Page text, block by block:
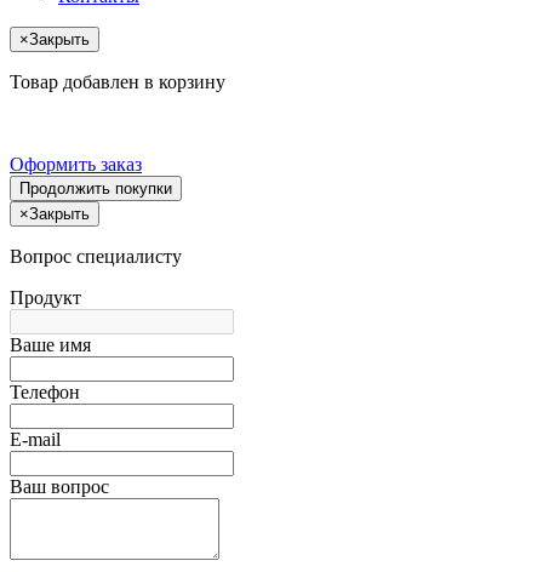
×Закрыть
Товар добавлен в корзину
Оформить заказ
Продолжить покупки
×Закрыть
Вопрос специалисту
Продукт
Ваше имя
Телефон
E-mail
Ваш вопрос